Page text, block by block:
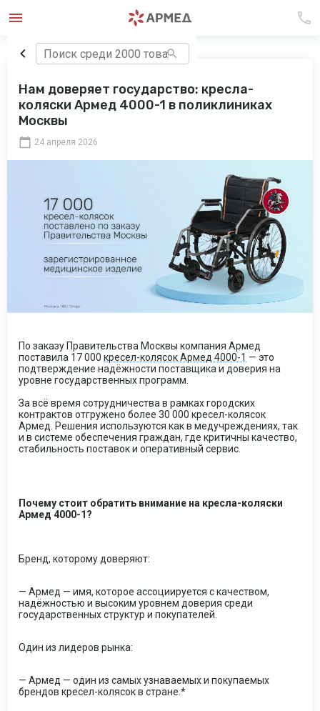
Нам доверяет государство: кресла-
коляски Армед 4000-1 в поликлиниках
Москвы
24 апреля 2026
По заказу Правительства Москвы компания Армед
поставила 17 000 кресел-колясок Армед 4000-1 — это
подтверждение надёжности поставщика и доверия на
уровне государственных программ.
За всё время сотрудничества в рамках городских
контрактов отгружено более 30 000 кресел-колясок
Армед. Решения используются как в медучреждениях, так
и в системе обеспечения граждан, где критичны качество,
стабильность поставок и оперативный сервис.
Почему стоит обратить внимание на кресла-коляски
Армед 4000-1?
Бренд, которому доверяют:
— Армед — имя, которое ассоциируется с качеством,
надёжностью и высоким уровнем доверия среди
государственных структур и покупателей.
Один из лидеров рынка:
— Армед — один из самых узнаваемых и покупаемых
брендов кресел-колясок в стране.*